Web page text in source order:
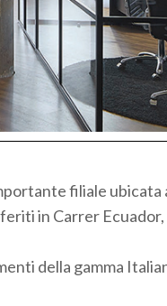
filiale ubicata
in Carrer
della gamma